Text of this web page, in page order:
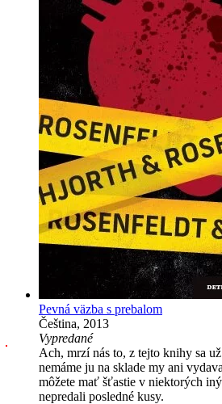
Pevná väzba s prebalom
Čeština, 2013
Vypredané
Ach, mrzí nás to, z tejto knihy sa
nemáme ju na sklade my ani
môžete mať šťastie v niektorých
nepredali posledné kusy.